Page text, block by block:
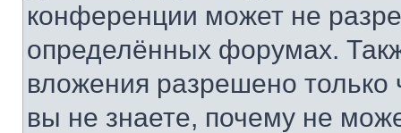
конференции может не
определённых форумах.
вложения разрешено
вы не знаете, почему не